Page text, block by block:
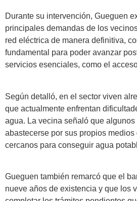
Durante su intervención, Gueguen
principales demandas de los
red eléctrica de manera definitiva,
fundamental para poder avanzar
servicios esenciales, como el
Según detalló, en el sector viven
que actualmente enfrentan
agua. La vecina señaló que
abastecerse por sus propios medios
cercanos para conseguir agua
Gueguen también remarcó que el
nueve años de existencia y que los